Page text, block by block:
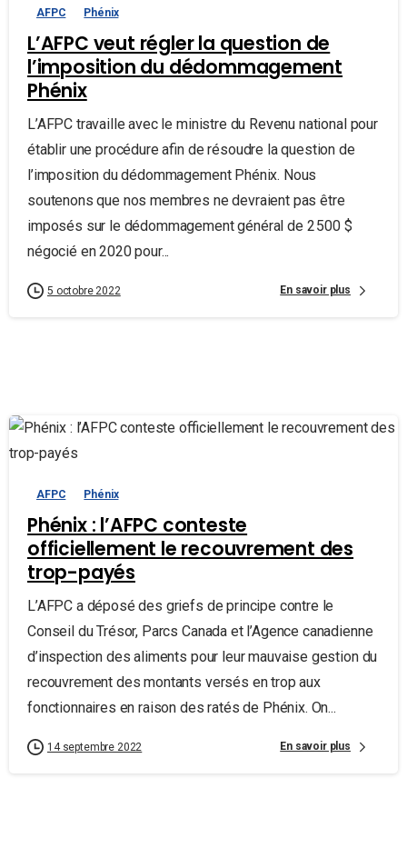
AFPC Phénix
L’AFPC veut régler la question de
l’imposition du dédommagement
Phénix
L’AFPC travaille avec le ministre du Revenu national pour
établir une procédure afin de résoudre la question de
l’imposition du dédommagement Phénix. Nous
soutenons que nos membres ne devraient pas être
imposés sur le dédommagement général de 2 500 $
négocié en 2020 pour...
5 octobre 2022 En savoir plus
AFPC Phénix
Phénix : l’AFPC conteste
officiellement le recouvrement des
trop-payés
L’AFPC a déposé des griefs de principe contre le
Conseil du Trésor, Parcs Canada et l’Agence canadienne
d’inspection des aliments pour leur mauvaise gestion du
recouvrement des montants versés en trop aux
fonctionnaires en raison des ratés de Phénix. On...
14 septembre 2022 En savoir plus